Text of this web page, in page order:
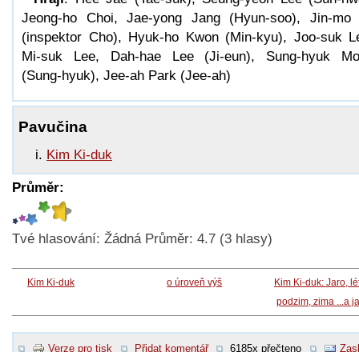
Jeong-ho Choi, Jae-yong Jang (Hyun-soo), Jin-mo
(inspektor Cho), Hyuk-ho Kwon (Min-kyu), Joo-suk
Mi-suk Lee, Dah-hae Lee (Ji-eun), Sung-hyuk
(Sung-hyuk), Jee-ah Park (Jee-ah)
Pavučina
Kim Ki-duk
Průměr:
Tvé hlasování: Žádná Průměr: 4.7 (3 hlasy)
Kim Ki-duk o úroveň výš
Kim Ki-duk: Jaro,
podzim, zima ...a
Verze pro tisk Přidat komentář 6185x přečteno